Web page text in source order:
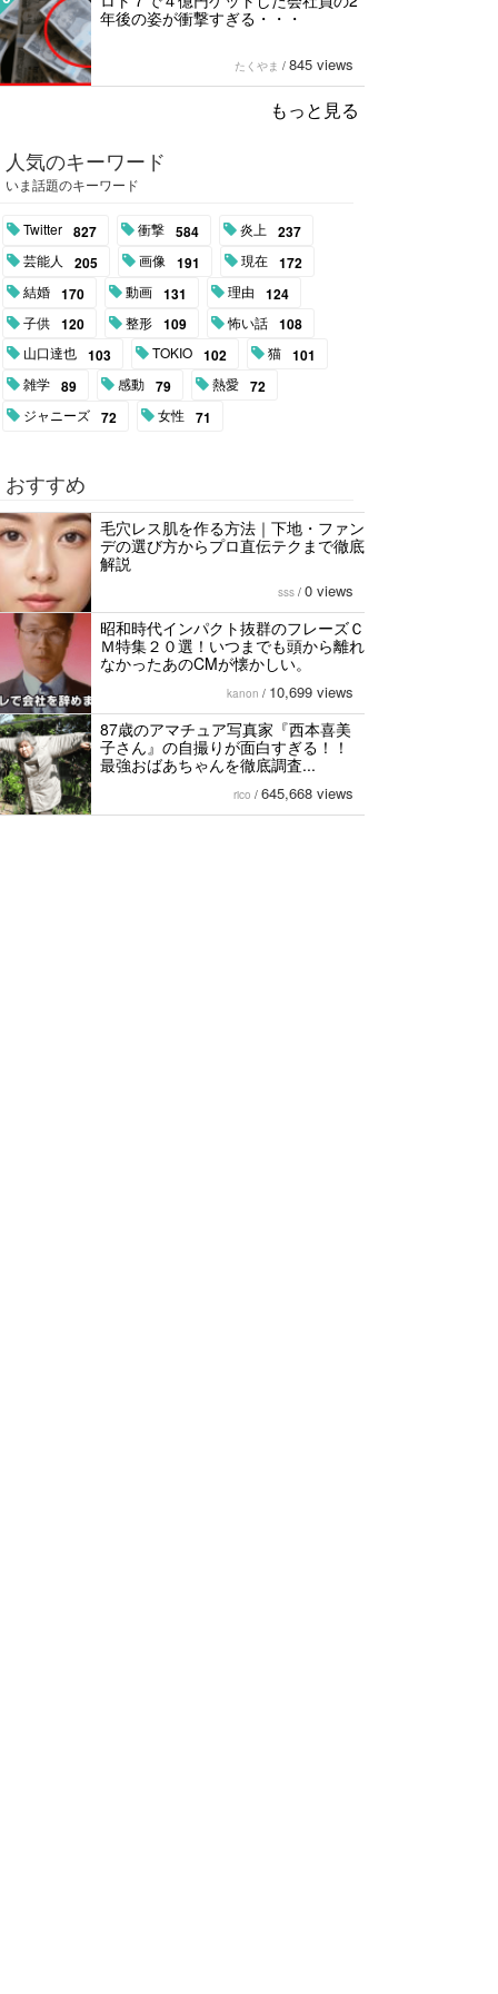
年後の姿が衝撃すぎる・・・
たくやま / 845 views
もっと見る
人気のキーワード
いま話題のキーワード
Twitter 827 衝撃 584 炎上 237
芸能人 205 画像 191 現在 172
結婚 170 動画 131 理由 124
子供 120 整形 109 怖い話 108
山口達也 103 TOKIO 102 猫 101
雑学 89 感動 79 熱愛 72
ジャニーズ 72 女性 71
おすすめ
毛穴レス肌を作る方法｜下地・ファン
デの選び方からプロ直伝テクまで徹底
解説
sss / 0 views
昭和時代インパクト抜群のフレーズＣ
Ｍ特集２０選！いつまでも頭から離れ
なかったあのCMが懐かしい。
kanon / 10,699 views
87歳のアマチュア写真家『西本喜美
子さん』の自撮りが面白すぎる！！
最強おばあちゃんを徹底調査...
rico / 645,668 views